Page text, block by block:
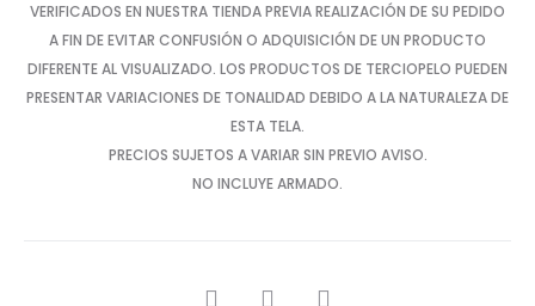
VERIFICADOS EN NUESTRA TIENDA PREVIA REALIZACIÓN DE SU PEDIDO
A FIN DE EVITAR CONFUSIÓN O ADQUISICIÓN DE UN PRODUCTO
DIFERENTE AL VISUALIZADO. LOS PRODUCTOS DE TERCIOPELO PUEDEN
PRESENTAR VARIACIONES DE TONALIDAD DEBIDO A LA NATURALEZA DE
ESTA TELA.
PRECIOS SUJETOS A VARIAR SIN PREVIO AVISO.
NO INCLUYE ARMADO.
SHARE